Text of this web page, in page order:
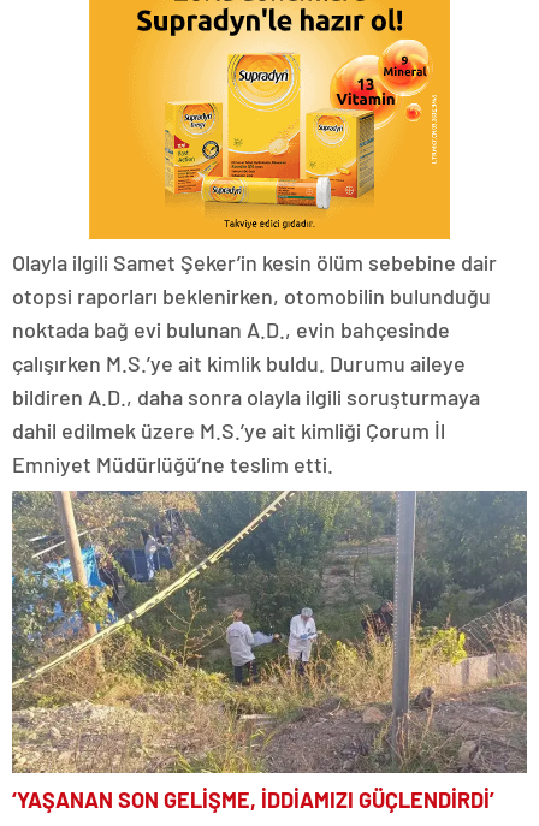
Olayla ilgili Samet Şeker’in kesin ölüm sebebine dair
otopsi raporları beklenirken, otomobilin bulunduğu
noktada bağ evi bulunan A.D., evin bahçesinde
çalışırken M.S.’ye ait kimlik buldu. Durumu aileye
bildiren A.D., daha sonra olayla ilgili soruşturmaya
dahil edilmek üzere M.S.’ye ait kimliği Çorum İl
Emniyet Müdürlüğü’ne teslim etti.
‘YAŞANAN SON GELİŞME, İDDİAMIZI GÜÇLENDİRDİ’